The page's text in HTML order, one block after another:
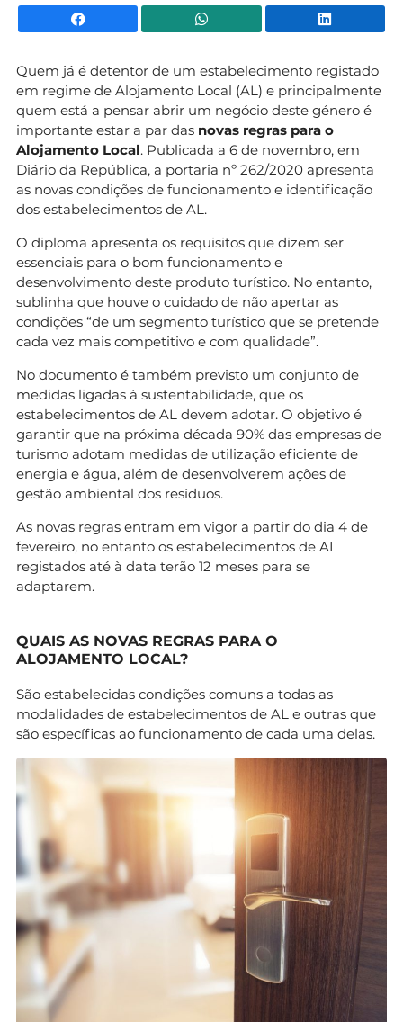
Facebook WhatsApp
Quem já é detentor de um estabelecimento registado
em regime de Alojamento Local (AL) e principalmente
quem está a pensar abrir um negócio deste género é
importante estar a par das novas regras para o
Alojamento Local. Publicada a 6 de novembro, em
Diário da República, a portaria nº 262/2020 apresenta
as novas condições de funcionamento e identificação
dos estabelecimentos de AL.
O diploma apresenta os requisitos que dizem ser
essenciais para o bom funcionamento e
desenvolvimento deste produto turístico. No entanto,
sublinha que houve o cuidado de não apertar as
condições “de um segmento turístico que se pretende
cada vez mais competitivo e com qualidade”.
No documento é também previsto um conjunto de
medidas ligadas à sustentabilidade, que os
estabelecimentos de AL devem adotar. O objetivo é
garantir que na próxima década 90% das empresas de
turismo adotam medidas de utilização eficiente de
energia e água, além de desenvolverem ações de
gestão ambiental dos resíduos.
As novas regras entram em vigor a partir do dia 4 de
fevereiro, no entanto os estabelecimentos de AL
registados até à data terão 12 meses para se
adaptarem.
QUAIS AS NOVAS REGRAS PARA O
ALOJAMENTO LOCAL?
São estabelecidas condições comuns a todas as
modalidades de estabelecimentos de AL e outras que
são específicas ao funcionamento de cada uma delas.